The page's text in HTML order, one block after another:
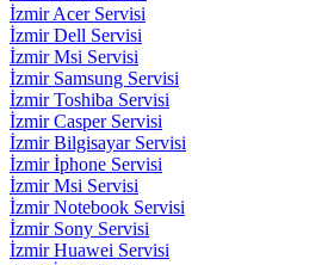
İzmir Acer Servisi
İzmir Dell Servisi
İzmir Msi Servisi
İzmir Samsung Servisi
İzmir Toshiba Servisi
İzmir Casper Servisi
İzmir Bilgisayar Servisi
İzmir İphone Servisi
İzmir Msi Servisi
İzmir Notebook Servisi
İzmir Sony Servisi
İzmir Huawei Servisi